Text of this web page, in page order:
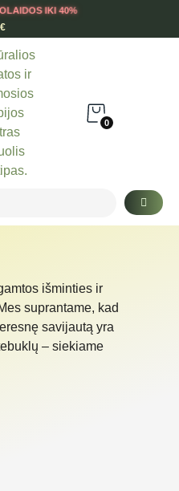
IKI 40%
0
išminties ir
suprantame, kad
savijautą yra
– siekiame